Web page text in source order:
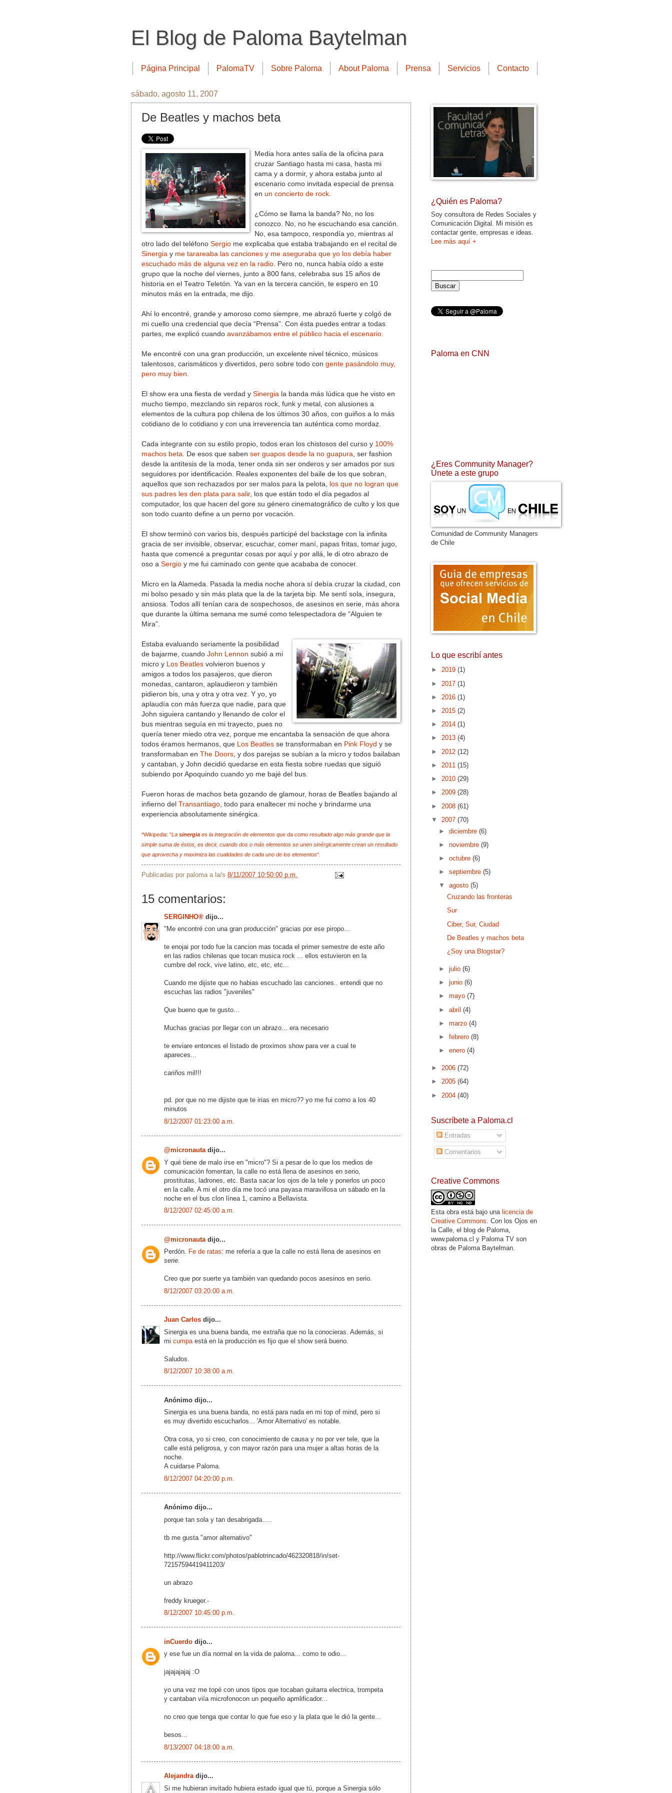
El Blog de Paloma Baytelman
Página Principal PalomaTV Sobre Paloma About Paloma Prensa Servicios Contacto
sábado, agosto 11, 2007
De Beatles y machos beta
Media hora antes salía de la oficina para
cruzar Santiago hasta mi casa, hasta mi
cama y a dormir, y ahora estaba junto al
escenario como invitada especial de prensa
en un concierto de rock
¿Cómo se llama la banda? No, no los
conozco. No, no he escuchando esa canción.
No, esa tampoco, respondía yo, mientras al
otro lado del teléfono Sergio me explicaba que estaba trabajando en el recital de
Sinergia y me tarareaba las canciones y me aseguraba que yo los debía haber
escuchado más de alguna vez en la radio . Pero no, nunca había oído a este
grupo que la noche del viernes, junto a 800 fans, celebraba sus 15 años de
historia en el Teatro Teletón. Ya van en la tercera canción, te espero en 10
minutos más en la entrada, me dijo.
Ahí lo encontré, grande y amoroso como siempre, me abrazó fuerte y colgó de
mi cuello una credencial que decía “Prensa”. Con ésta puedes entrar a todas
partes, me explicó cuando avanzábamos entre el público hacia el escenario
Me encontré con una gran producción, un excelente nivel técnico, músicos
talentosos, carismáticos y divertidos, pero sobre todo con gente pasándolo muy,
pero muy bien
El show era una fiesta de verdad y Sinergia la banda más lúdica que he visto en
mucho tiempo, mezclando sin reparos rock, funk y metal, con alusiones a
elementos de la cultura pop chilena de los últimos 30 años, con guiños a lo más
cotidiano de lo cotidiano y con una irreverencia tan auténtica como mordaz.
Cada integrante con su estilo propio, todos eran los chistosos del curso y 100%
machos beta . De esos que saben ser guapos desde la no guapura , ser fashion
desde la antítesis de la moda, tener onda sin ser onderos y ser amados por sus
seguidores por identificación. Reales exponentes del baile de los que sobran,
aquellos que son rechazados por ser malos para la pelota,
los que no logran que
sus padres les den plata para salir, los que están todo el día pegados al
computador, los que hacen del gore su género cinematográfico de culto y los que
son todo cuanto define a un perno por vocación.
El show terminó con varios bis, después participé del backstage con la infinita
gracia de ser invisible, observar, escuchar, comer maní, papas fritas, tomar jugo,
hasta que comencé a preguntar cosas por aquí y por allá, le di otro abrazo de
oso a Sergio y me fui caminado con gente que acababa de conocer.
Micro en la Alameda. Pasada la media noche ahora sí debía cruzar la ciudad, con
mi bolso pesado y sin más plata que la de la tarjeta bip. Me sentí sola, insegura,
ansiosa. Todos allí tenían cara de sospechosos, de asesinos en serie, más ahora
que durante la última semana me sumé como telespectadora de “Alguien te
Mira”.
Estaba evaluando seriamente la posibilidad
de bajarme, cuando John Lennon subió a mi
micro y
Los Beatles volvieron buenos y
amigos a todos los pasajeros, que dieron
monedas, cantaron, aplaudieron y también
pidieron bis, una y otra y otra vez. Y yo, yo
aplaudía con más fuerza que nadie, para que
John siguiera cantando y llenando de color el
bus mientras seguía en mi trayecto, pues no
quería tener miedo otra vez, porque me encantaba la sensación de que ahora
todos éramos hermanos, que
Los Beatles se transformaban en Pink Floyd y se
transformaban en The Doors , y dos parejas se subían a la micro y todos bailaban
y cantaban, y John decidió quedarse en esta fiesta sobre ruedas que siguió
subiendo por Apoquindo cuando yo me bajé del bus.
Fueron horas de machos beta gozando de glamour, horas de Beatles bajando al
infierno del Transantiago , todo para enaltecer mi noche y brindarme una
experiencia absolutamente sinérgica.
*Wikipedia: "La sinergia es la integración de elementos que da como resultado algo más grande que la
simple suma de éstos, es decir, cuando dos o más elementos se unen sinérgicamente crean un resultado
que aprovecha y maximiza las cualidades de cada uno de los elementos".
Publicadas por paloma a la/s 8/11/2007 10:50:00 p.m.
15 comentarios:
SERGINHO® dijo...
"Me encontré con una gran producción" gracias por ese piropo...
te enojai por todo fue la cancion mas tocada el primer semestre de este año
en las radios chilenas que tocan musica rock ... ellos estuvieron en la
cumbre del rock, vive latino, etc, etc, etc...
Cuando me dijiste que no habias escuchado las canciones.. entendi que no
escuchas las radios "juveniles"
Que bueno que te gusto...
Muchas gracias por llegar con un abrazo... era necesario
te enviare entonces el listado de proximos show para ver a cual te
apareces...
cariños mil!!!
pd. por que no me dijiste que te irias en micro?? yo me fui como a los 40
minutos
8/12/2007 01:23:00 a.m.
@micronautadijo...
Y qué tiene de malo irse en "micro"? Si a pesar de lo que los medios de
comunicación fomentan, la calle no está llena de asesinos en serio,
prostitutas, ladrones, etc. Basta sacar los ojos de la tele y ponerlos un poco
en la calle. A mi el otro día me tocó una payasa maravillosa un sábado en la
noche en el bus clon línea 1, camino a Bellavista.
8/12/2007 02:45:00 a.m.
@micronauta dijo...
Perdón. Fe de ratas: me refería a que la calle no está llena de asesinos en
serie.
Creo que por suerte ya también van quedando pocos asesinos en serio.
8/12/2007 03:20:00 a.m.
Juan Carlos dijo...
Sinergia es una buena banda, me extraña que no la conocieras. Además, si
mi cumpa está en la producción es fijo que el show será bueno.
Saludos.
8/12/2007 10:38:00 a.m.
Anónimo dijo...
Sinergia es una buena banda, no está para nada en mi top of mind, pero si
es muy divertido escucharlos... 'Amor Alternativo' es notable.
Otra cosa, yo si creo, con conocimiento de causa y no por ver tele, que la
calle está peligrosa, y con mayor razón para una mujer a altas horas de la
noche.
A cuidarse Paloma.
8/12/2007 04:20:00 p.m.
Anónimo dijo...
porque tan sola y tan desabrigada.....
tb me gusta "amor alternativo"
http://www.flickr.com/photos/pablotrincado/462320818/in/set-
72157594419411203/
un abrazo
freddy krueger.-
8/12/2007 10:45:00 p.m.
inCuerdo dijo...
y ese fue un día normal en la vida de paloma... como te odio...
jajajajajaj :O
yo una vez me topé con unos tipos que tocaban guitarra electrica, trompeta
y cantaban viía microfonocon un pequeño apmlificador...
no creo que tenga que contar lo que fue eso y la plata que le dió la gente...
besos...
8/13/2007 04:18:00 a.m.
Alejandradijo...
Si me hubieran invitado hubiera estado igual que tú, porque a Sinergia sólo
¿Quién es Paloma?
Soy consultora de Redes Sociales y
Comunicación Digital. Mi misión es
contactar gente, empresas e ideas.
Lee más aquí +
Paloma en CNN
¿Eres Community Manager?
Únete a este grupo
Comunidad de Community Managers
de Chile
Lo que escribí antes
► 2019 (1)
► 2017 (1)
► 2016 (1)
► 2015 (2)
► 2014 (1)
► 2013 (4)
► 2012 (12)
► 2011 (15)
► 2010 (29)
► 2009 (28)
► 2008 (61)
▼ 2007 (70)
►diciembre(6)
►noviembre(9)
►octubre(6)
►septiembre(5)
▼agosto(5)
Cruzando las fronteras
Sur
Ciber, Sur, Ciudad
De Beatles y machos beta
¿Soy una Blogstar?
►julio(6)
►junio(6)
►mayo(7)
►abril(4)
►marzo(4)
►febrero(8)
►enero(4)
► 2006 (72)
► 2005 (64)
► 2004 (40)
Suscríbete a Paloma.cl
Entradas
Comentarios
Creative Commons
Esta obra está bajo una licencia de
Creative Commons . Con los Ojos en
la Calle, el blog de Paloma,
www.paloma.cl y Paloma TV son
obras de Paloma Baytelman.